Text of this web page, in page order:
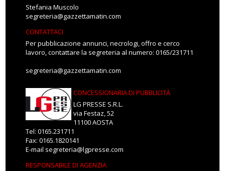
Stefania Muscolo
segreteria@gazzettamatin.com
CONTATTACI
Per pubblicazione annunci, necrologi, offro e cerco
lavoro, contattare la segreteria al numero: 0165/231711
segreteria@gazzettamatin.com
CONCESSIONARIA DI PUBBLICITÀ
LG PRESSE S.R.L.
via Festaz, 52
11100 AOSTA
Tel: 0165.231711
Fax: 0165.1820141
E-mail segreteria@lgpresse.com
RESPONSABILE DI AGENZIA